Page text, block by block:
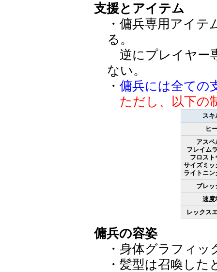
支援とアイテム
・傭兵専用アイ
る。
逆にプレイヤー
ない。
・傭兵には全ての
ただし、以下の
スキ
ヒ
アスペ
フレイム
フロスト
サイズミッ
ライトニ
ブレッ
速度
レックス
傭兵の容姿
・身体グラフィ
・髪型は召喚し